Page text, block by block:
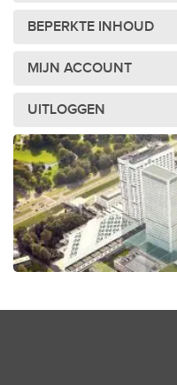
BEPERKTE INHOUD
MIJN ACCOUNT
UITLOGGEN